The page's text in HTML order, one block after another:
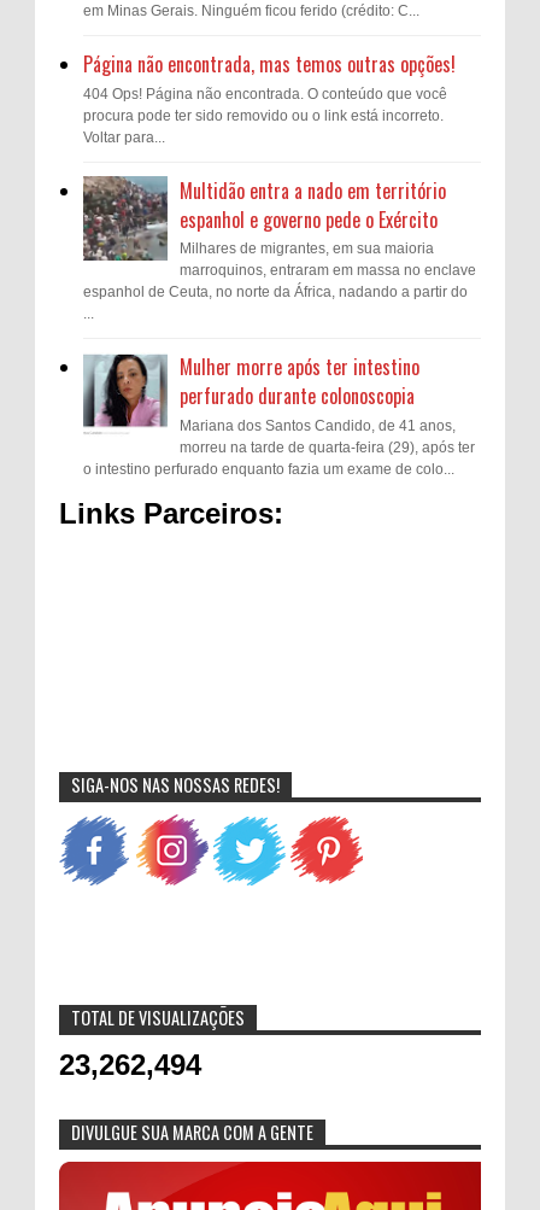
em Minas Gerais. Ninguém ficou ferido (crédito: C...
Página não encontrada, mas temos outras opções!
404 Ops! Página não encontrada. O conteúdo que você
procura pode ter sido removido ou o link está incorreto.
Voltar para...
Multidão entra a nado em território
espanhol e governo pede o Exército
Milhares de migrantes, em sua maioria
marroquinos, entraram em massa no enclave
espanhol de Ceuta, no norte da África, nadando a partir do
...
Mulher morre após ter intestino
perfurado durante colonoscopia
Mariana dos Santos Candido, de 41 anos,
morreu na tarde de quarta-feira (29), após ter
o intestino perfurado enquanto fazia um exame de colo...
Links Parceiros:
SIGA-NOS NAS NOSSAS REDES!
TOTAL DE VISUALIZAÇÕES
23,262,494
DIVULGUE SUA MARCA COM A GENTE